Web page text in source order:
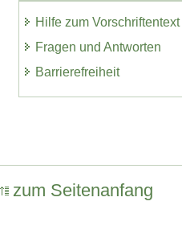
Hilfe zum Vorschriftentext
Fragen und Antworten
Barrierefreiheit
zum Seitenanfang